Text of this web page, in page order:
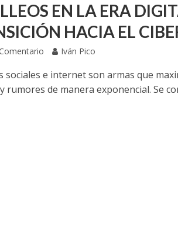
EN LA ERA
HACIA EL
Iván Pico
sociales e internet son armas que
rumores de manera exponencial. Se